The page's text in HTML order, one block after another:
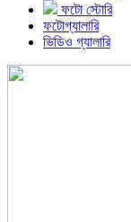
ফটো স্টোরি
ফটোগ্যালারি
ভিডিও গ্যালারি